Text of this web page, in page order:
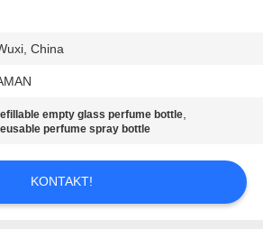
China
empty glass perfume bottle,
perfume spray bottle
KONTAKT!